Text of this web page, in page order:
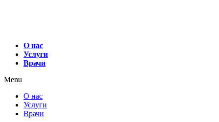
О нас
Услуги
Врачи
Menu
О нас
Услуги
Врачи